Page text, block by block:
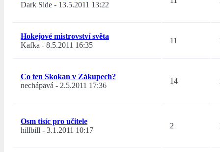
Dark Side - 13.5.2011 13:22
Hokejové mistrovství světa
Kafka - 8.5.2011 16:35
11
Co ten Skokan v Zákupech?
nechápavá - 2.5.2011 17:36
14
Osm tisíc pro učitele
hillbill - 3.1.2011 10:17
2